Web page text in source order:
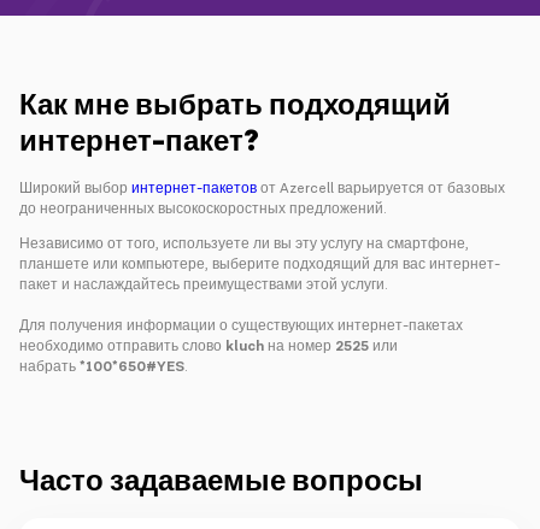
Оплата Роуминг Новое поколение
Язык Русский
Как мне выбрать подходящий
интернет-пакет?
Широкий выбор интернет-пакетов от Azercell варьируется от базовых
до неограниченных высокоскоростных предложений.
Независимо от того, используете ли вы эту услугу на смартфоне,
планшете или компьютере, выберите подходящий для вас интернет-
пакет и наслаждайтесь преимуществами этой услуги.
Для получения информации о существующих интернет-пакетах
необходимо отправить слово kluch на номер 2525 или
набрать *100*650#YES.
Часто задаваемые вопросы